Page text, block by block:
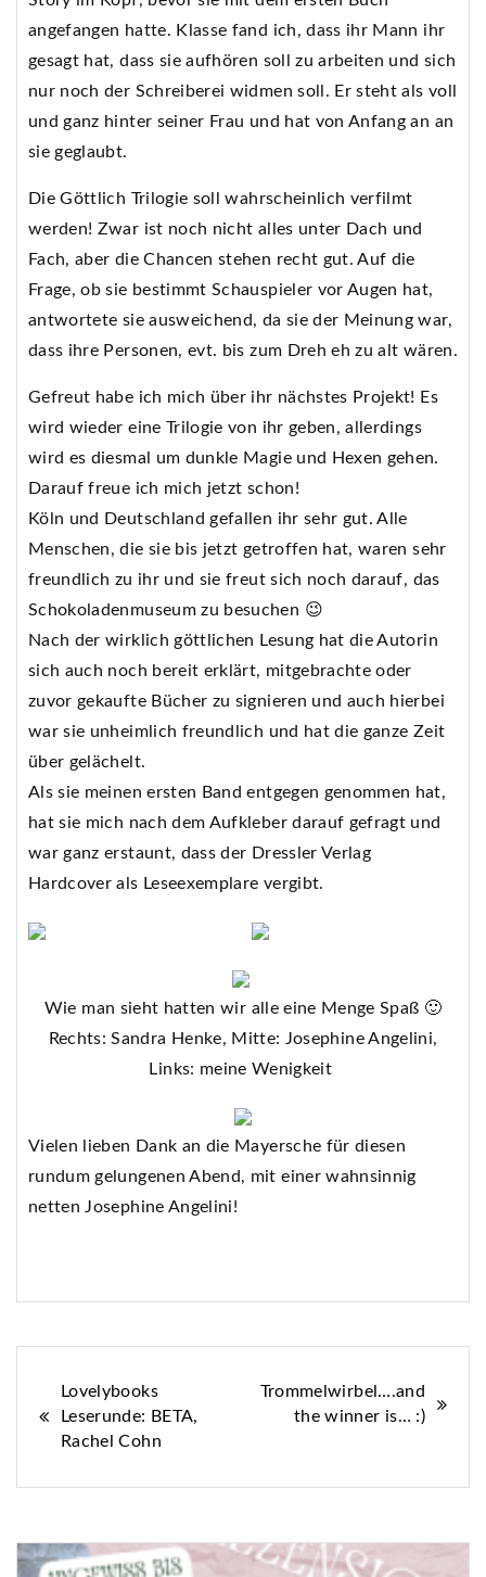
angefangen hatte. Klasse fand ich, dass ihr Mann ihr
gesagt hat, dass sie aufhören soll zu arbeiten und sich
nur noch der Schreiberei widmen soll. Er steht als voll
und ganz hinter seiner Frau und hat von Anfang an an
sie geglaubt.
Die Göttlich Trilogie soll wahrscheinlich verfilmt
werden! Zwar ist noch nicht alles unter Dach und
Fach, aber die Chancen stehen recht gut. Auf die
Frage, ob sie bestimmt Schauspieler vor Augen hat,
antwortete sie ausweichend, da sie der Meinung war,
dass ihre Personen, evt. bis zum Dreh eh zu alt wären.
Gefreut habe ich mich über ihr nächstes Projekt! Es
wird wieder eine Trilogie von ihr geben, allerdings
wird es diesmal um dunkle Magie und Hexen gehen.
Darauf freue ich mich jetzt schon!
Köln und Deutschland gefallen ihr sehr gut. Alle
Menschen, die sie bis jetzt getroffen hat, waren sehr
freundlich zu ihr und sie freut sich noch darauf, das
Schokoladenmuseum zu besuchen 😉
Nach der wirklich göttlichen Lesung hat die Autorin
sich auch noch bereit erklärt, mitgebrachte oder
zuvor gekaufte Bücher zu signieren und auch hierbei
war sie unheimlich freundlich und hat die ganze Zeit
über gelächelt.
Als sie meinen ersten Band entgegen genommen hat,
hat sie mich nach dem Aufkleber darauf gefragt und
war ganz erstaunt, dass der Dressler Verlag
Hardcover als Leseexemplare vergibt.
Wie man sieht hatten wir alle eine Menge Spaß 🙂
Rechts: Sandra Henke, Mitte: Josephine Angelini,
Links: meine Wenigkeit
Vielen lieben Dank an die Mayersche für diesen
rundum gelungenen Abend, mit einer wahnsinnig
netten Josephine Angelini!
Beitragsnavigation
Lovelybooks
Leserunde: BETA,
Rachel Cohn
Trommelwirbel….and
the winner is… :)